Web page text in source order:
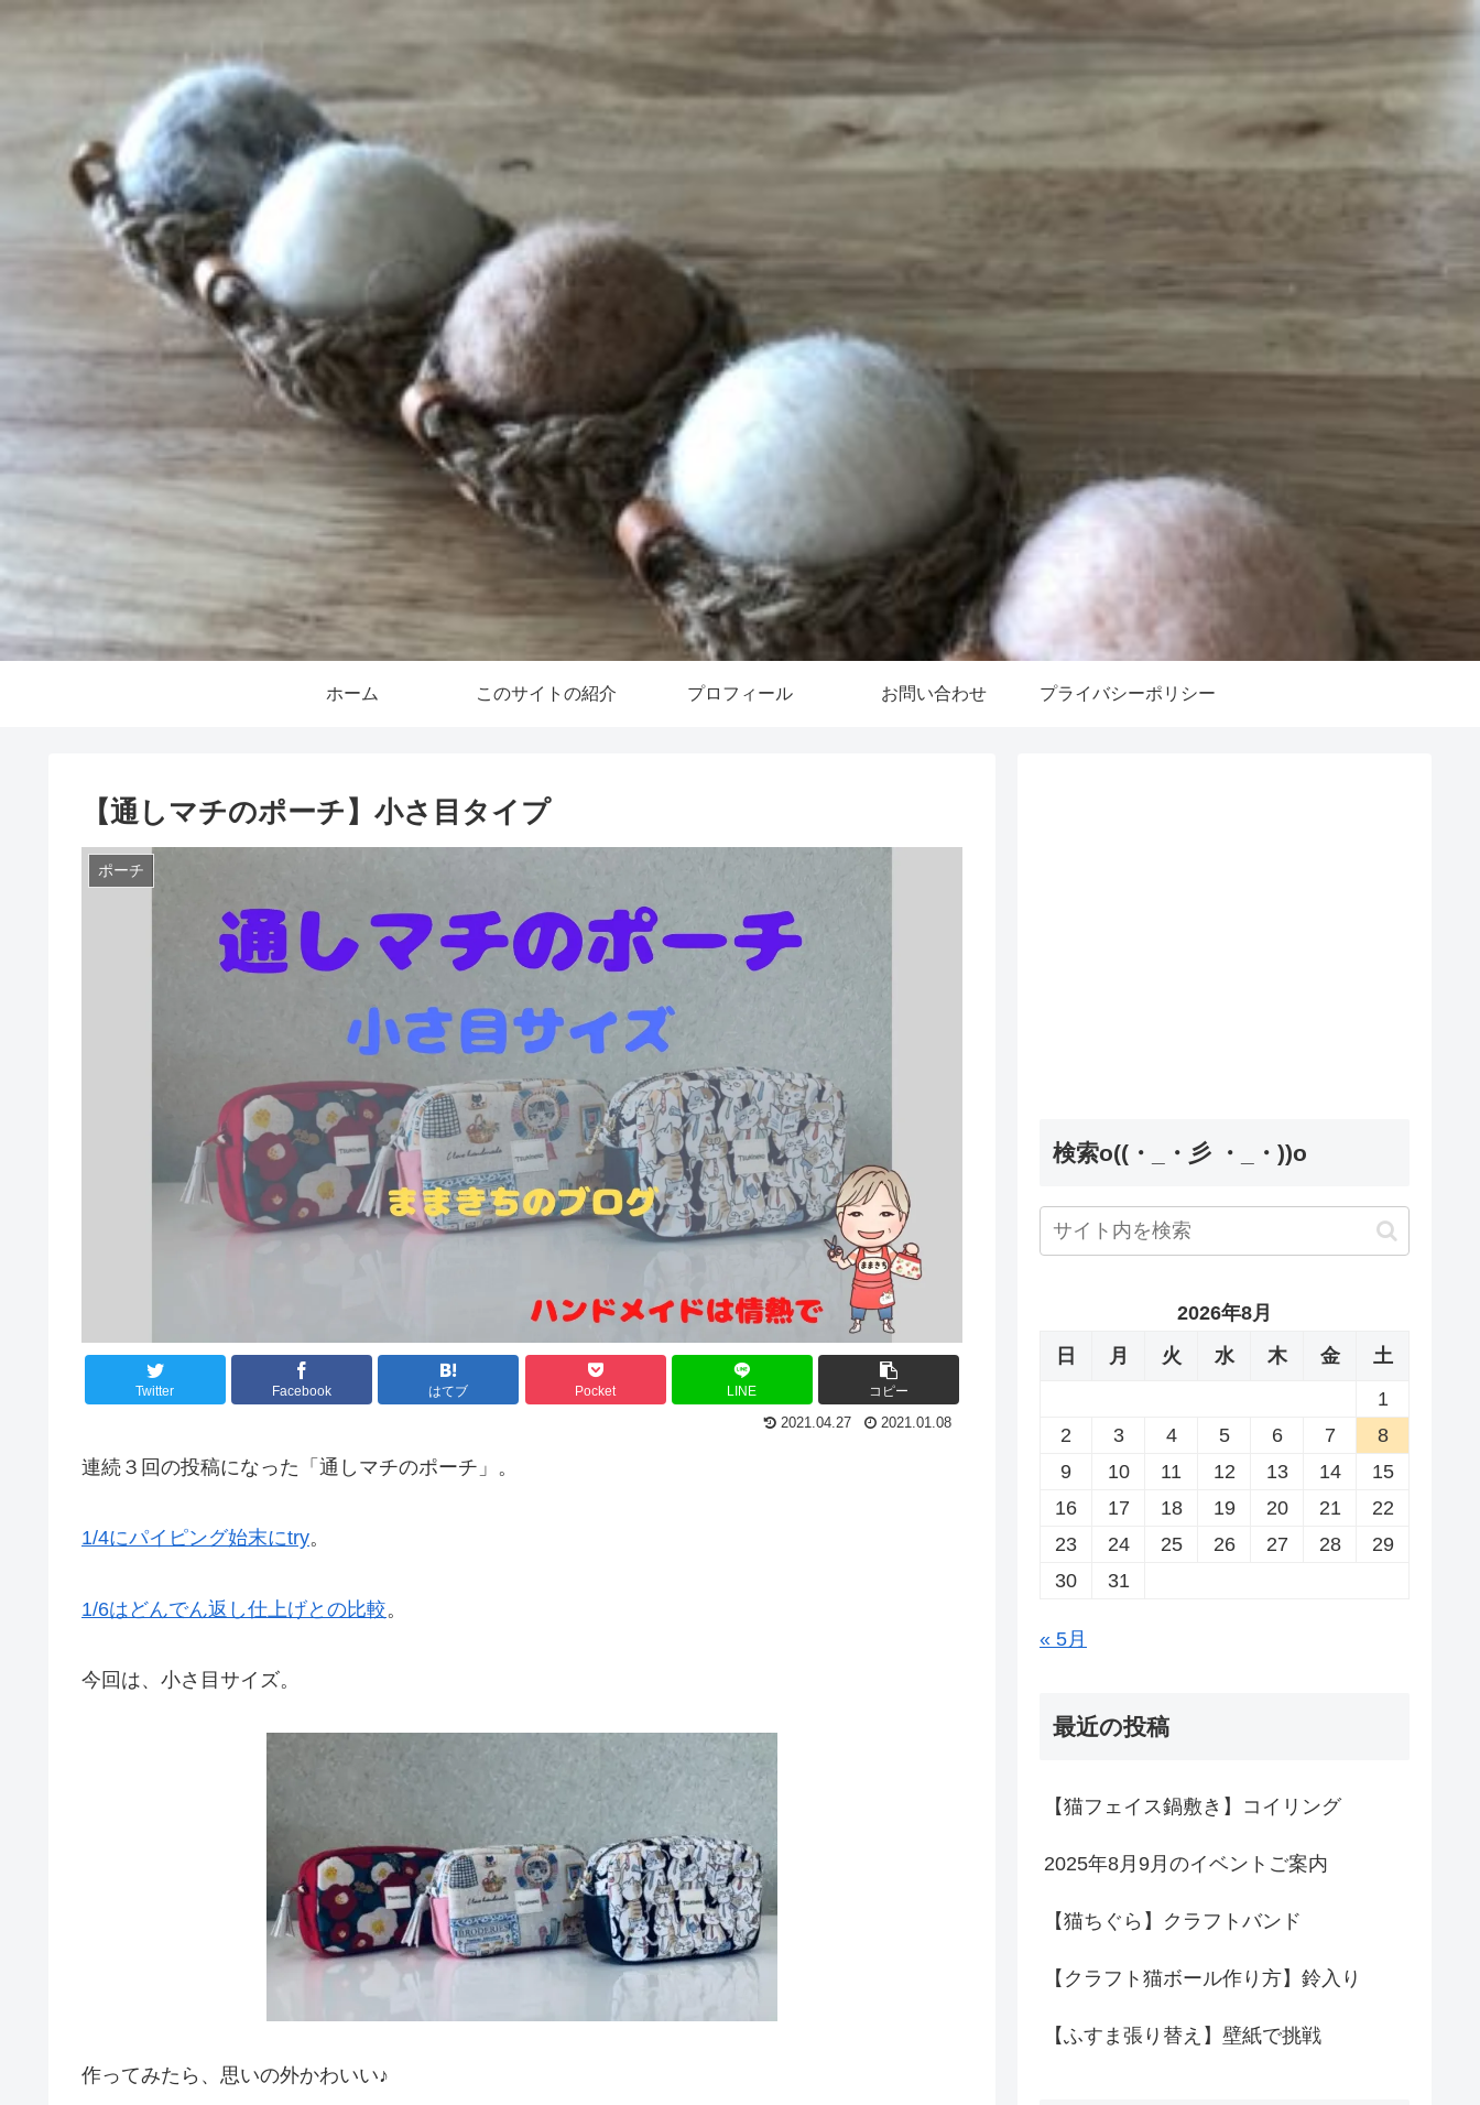
ホーム このサイトの紹介 プロフィール お問い合わせ プライバシーポリシー
【通しマチのポーチ】小さ目タイプ
ポーチ
Twitter Facebook はてブ Pocket LINE コピー
2021.04.27 2021.01.08
連続３回の投稿になった「通しマチのポーチ」。
1/4にパイピング始末にtry。
1/6はどんでん返し仕上げとの比較。
今回は、小さ目サイズ。
作ってみたら、思いの外かわいい♪
検索o((・_・彡 ・_・))o
2026年8月
日
月 火 水 木 金
土
1
2
3 4 5 6 7
8
9
10 11 12 13 14
15
16
17 18 19 20 21
22
23
24 25 26 27 28
29
30
31
« 5月
最近の投稿
【猫フェイス鍋敷き】コイリング
2025年8月9月のイベントご案内
【猫ちぐら】クラフトバンド
【クラフト猫ボール作り方】鈴入り
【ふすま張り替え】壁紙で挑戦